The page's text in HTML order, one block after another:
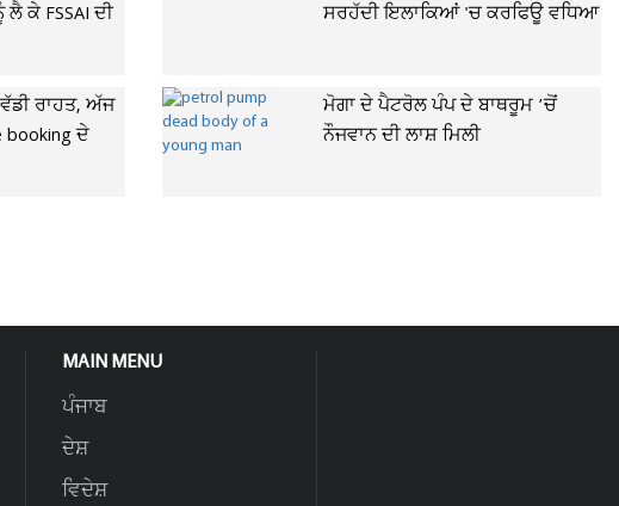
ਲੈ ਕੇ FSSAI ਦੀ
ਸਰਹੱਦੀ ਇਲਾਕਿਆਂ 'ਚ ਕਰਫਿਊ ਵਧਿਆ
ਰਾਹਤ, ਅੱਜ
ਦੇ
ਮੋਗਾ ਦੇ ਪੈਟਰੋਲ ਪੰਪ ਦੇ ਬਾਥਰੂਮ ’ਚੋਂ
ਨੌਜਵਾਨ ਦੀ ਲਾਸ਼ ਮਿਲੀ
MAIN MENU
ਪੰਜਾਬ
ਦੇਸ਼
ਵਿਦੇਸ਼